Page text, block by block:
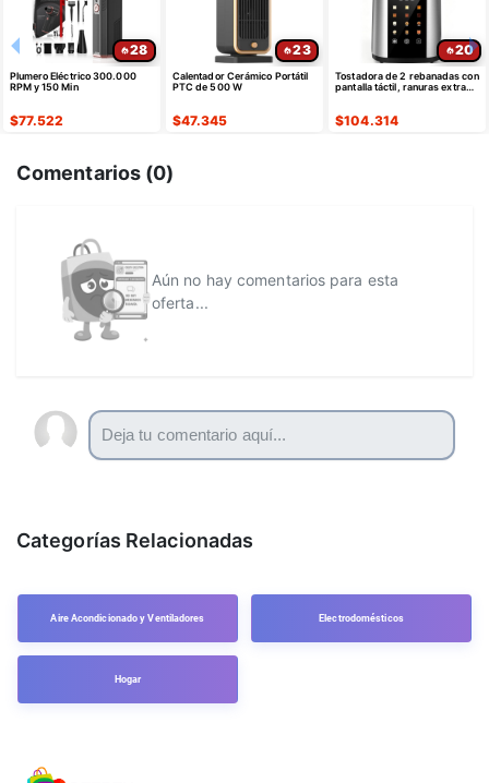
28
Plumero Eléctrico 300.000
RPM y 150 Min
$77.522
23
Calentador Cerámico Portátil
PTC de 500 W
$47.345
20
Tostadora de 2 rebanadas con
pantalla táctil, ranuras extra
$104.314
Comentarios (0)
Aún no hay comentarios para esta
oferta...
Categorías Relacionadas
Aire Acondicionado y Ventiladores Electrodomésticos
Hogar